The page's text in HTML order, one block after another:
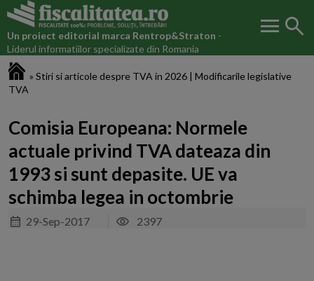
Un proiect editorial marca Rentrop&Straton -
Liderul informatiilor specializate din Romania
menu search
» Stiri si articole despre TVA in 2026 | Modificarile legislative
TVA
Comisia Europeana: Normele
actuale privind TVA dateaza din
1993 si sunt depasite. UE va
schimba legea in octombrie
29-Sep-2017 2397